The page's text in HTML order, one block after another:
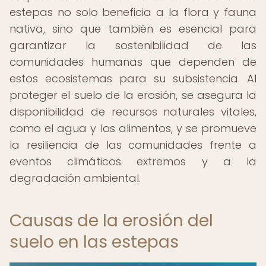
estepas no solo beneficia a la flora y fauna
nativa, sino que también es esencial para
garantizar la sostenibilidad de las
comunidades humanas que dependen de
estos ecosistemas para su subsistencia. Al
proteger el suelo de la erosión, se asegura la
disponibilidad de recursos naturales vitales,
como el agua y los alimentos, y se promueve
la resiliencia de las comunidades frente a
eventos climáticos extremos y a la
degradación ambiental.
Causas de la erosión del
suelo en las estepas